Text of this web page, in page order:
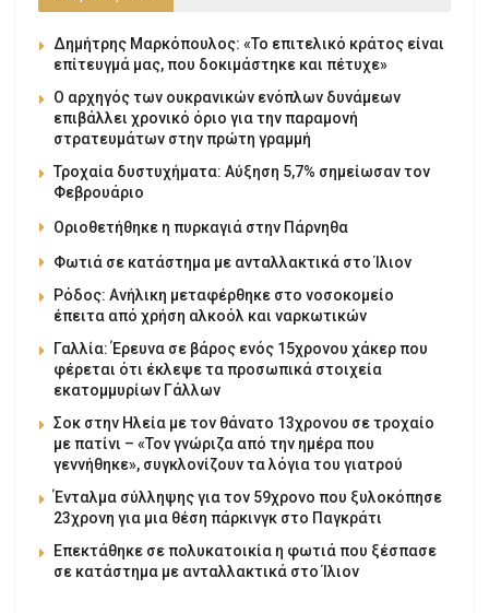
Δημήτρης Μαρκόπουλος: «Το επιτελικό κράτος είναι
επίτευγμά μας, που δοκιμάστηκε και πέτυχε»
Ο αρχηγός των ουκρανικών ενόπλων δυνάμεων
επιβάλλει χρονικό όριο για την παραμονή
στρατευμάτων στην πρώτη γραμμή
Τροχαία δυστυχήματα: Αύξηση 5,7% σημείωσαν τον
Φεβρουάριο
Οριοθετήθηκε η πυρκαγιά στην Πάρνηθα
Φωτιά σε κατάστημα με ανταλλακτικά στο Ίλιον
Ρόδος: Ανήλικη μεταφέρθηκε στο νοσοκομείο
έπειτα από χρήση αλκοόλ και ναρκωτικών
Γαλλία: Έρευνα σε βάρος ενός 15χρονου χάκερ που
φέρεται ότι έκλεψε τα προσωπικά στοιχεία
εκατομμυρίων Γάλλων
Σοκ στην Ηλεία με τον θάνατο 13χρονου σε τροχαίο
με πατίνι – «Τον γνώριζα από την ημέρα που
γεννήθηκε», συγκλονίζουν τα λόγια του γιατρού
Ένταλμα σύλληψης για τον 59χρονο που ξυλοκόπησε
23χρονη για μια θέση πάρκινγκ στο Παγκράτι
Επεκτάθηκε σε πολυκατοικία η φωτιά που ξέσπασε
σε κατάστημα με ανταλλακτικά στο Ίλιον